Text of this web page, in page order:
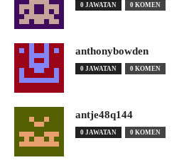
0 JAWATAN 0 KOMEN
anthonybowden
0 JAWATAN 0 KOMEN
antje48q144
0 JAWATAN 0 KOMEN